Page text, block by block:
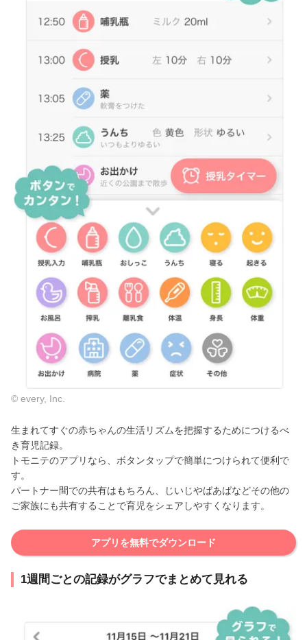
© every, Inc.
生まれてすぐの赤ちゃんの生活リズムを把握するためにつけるべ
き育児記録。
トモニテのアプリなら、ボタンタップで簡単につけられて便利で
す。
パートナー間での共有はもちろん、じいじやばあばなどその他の
ご家族にも共有することで育児をシェアしやすくなります。
アプリを無料でダウンロード
1週間ごとの記録がグラフでまとめて見れる